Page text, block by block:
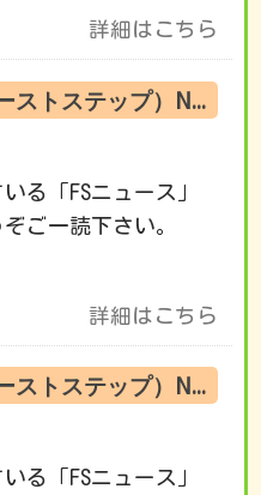
詳細はこちら
FSニュース（ファーストステップ）No.222 8月の活動です
る「FSニュース」
ご一読下さい。
詳細はこちら
FSニュース（ファーストステップ）No.221 7月の活動です
る「FSニュース」